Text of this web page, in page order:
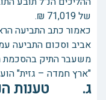
של 71,019 ₪.
כאמור כתב התביעה
אביב וסכום התביעה עמד אז
משעבר התיק בהסכמת
"ארץ חמדה – גזית" הועמד
ג. טענות